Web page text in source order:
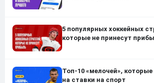
5 популярных хоккейных
которые не принесут
Топ-10 «мелочей»,
на ставки на спорт